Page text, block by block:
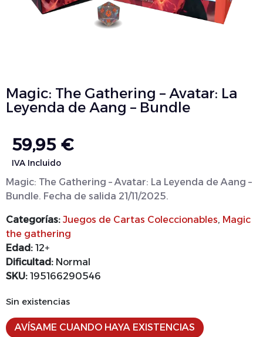
Magic: The Gathering – Avatar: La
Leyenda de Aang – Bundle
59,95 €
IVA Incluido
Magic: The Gathering – Avatar: La Leyenda de Aang –
Bundle. Fecha de salida 21/11/2025.
Categorías: Juegos de Cartas Coleccionables, Magic
the gathering
Edad: 12+
Dificultad: Normal
SKU: 195166290546
Sin existencias
AVÍSAME CUANDO HAYA EXISTENCIAS